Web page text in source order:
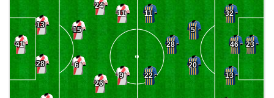
41
13
28
15
6
24
26
11
9
23
32
46
13
5
20
28
11
22